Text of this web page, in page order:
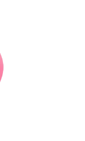
và kỹ
nhất